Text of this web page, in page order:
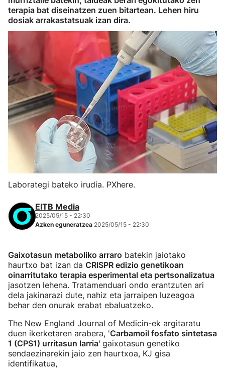
terapia bat diseinatzen zuen bitartean. Lehen hiru
dosiak arrakastatsuak izan dira.
Laborategi bateko irudia. PXhere.
EITB Media
2025/05/15 - 22:30
Azken eguneratzea 2025/05/15 - 22:30
Gaixotasun metaboliko arraro batekin jaiotako
haurtxo bat izan da CRISPR edizio genetikoan
oinarritutako terapia esperimental eta pertsonalizatua
jasotzen lehena. Tratamenduari ondo erantzuten ari
dela jakinarazi dute, nahiz eta jarraipen luzeagoa
behar den onurak erabat ebaluatzeko.
The New England Journal of Medicin-ek argitaratu
duen ikerketaren arabera, 'Carbamoil fosfato sintetasa
1 (CPS1) urritasun larria' gaixotasun genetiko
sendaezinarekin jaio zen haurtxoa, KJ gisa
identifikatua,